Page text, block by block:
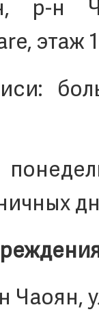
р-н
этаж 1
Чаоян,